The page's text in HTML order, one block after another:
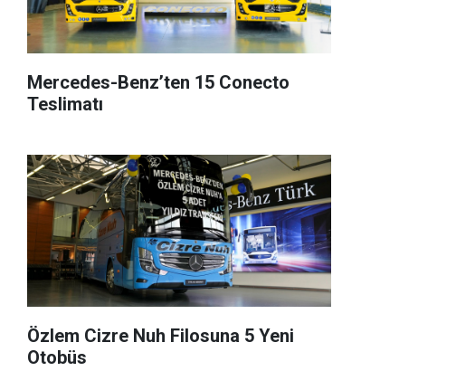
Mercedes-Benz’ten 15 Conecto
Teslimatı
Özlem Cizre Nuh Filosuna 5 Yeni
Otobüs